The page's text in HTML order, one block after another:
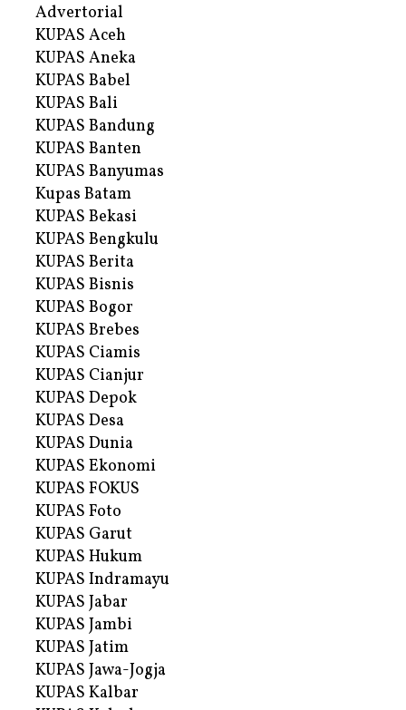
Advertorial
KUPAS Aceh
KUPAS Aneka
KUPAS Babel
KUPAS Bali
KUPAS Bandung
KUPAS Banten
KUPAS Banyumas
Kupas Batam
KUPAS Bekasi
KUPAS Bengkulu
KUPAS Berita
KUPAS Bisnis
KUPAS Bogor
KUPAS Brebes
KUPAS Ciamis
KUPAS Cianjur
KUPAS Depok
KUPAS Desa
KUPAS Dunia
KUPAS Ekonomi
KUPAS FOKUS
KUPAS Foto
KUPAS Garut
KUPAS Hukum
KUPAS Indramayu
KUPAS Jabar
KUPAS Jambi
KUPAS Jatim
KUPAS Jawa-Jogja
KUPAS Kalbar